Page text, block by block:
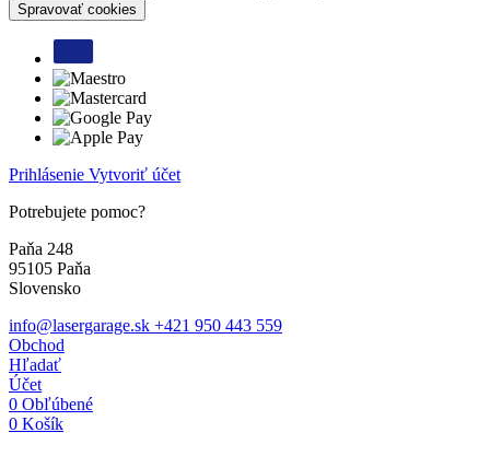
Spravovať cookies
Prihlásenie Vytvoriť účet
Potrebujete pomoc?
Paňa 248
95105 Paňa
Slovensko
info@lasergarage.sk +421 950 443 559
Obchod
Hľadať
Účet
0 Obľúbené
0 Košík